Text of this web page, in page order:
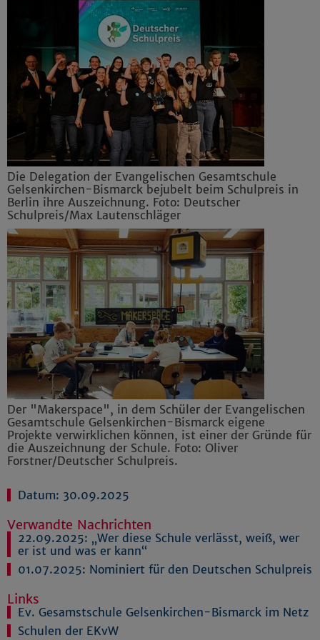
Die Delegation der Evangelischen Gesamtschule
Gelsenkirchen-Bismarck bejubelt beim Schulpreis in
Berlin ihre Auszeichnung. Foto: Deutscher
Schulpreis/Max Lautenschläger
Der "Makerspace", in dem Schüler der Evangelischen
Gesamtschule Gelsenkirchen-Bismarck eigene
Projekte verwirklichen können, ist einer der Gründe für
die Auszeichnung der Schule. Foto: Oliver
Forstner/Deutscher Schulpreis.
Datum: 30.09.2025
Verwandte Nachrichten
22.09.2025: „Wer diese Schule verlässt, weiß, wer
er ist und was er kann“
01.07.2025: Nominiert für den Deutschen Schulpreis
Links
Ev. Gesamstschule Gelsenkirchen-Bismarck im Netz
Schulen der EKvW